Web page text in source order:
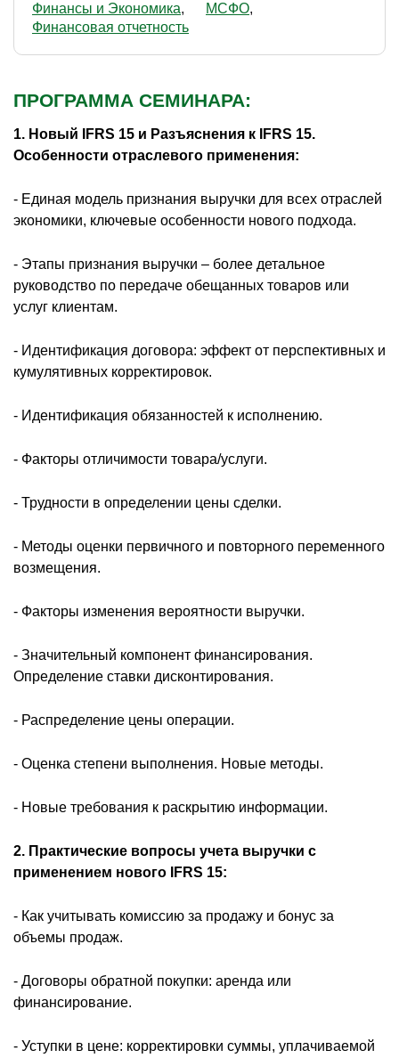
Финансы и Экономика
МСФО
Финансовая отчетность
ПРОГРАММА СЕМИНАРА:
1. Новый IFRS 15 и Разъяснения к IFRS 15.
Особенности отраслевого применения:
- Единая модель признания выручки для всех отраслей
экономики, ключевые особенности нового подхода.
- Этапы признания выручки – более детальное
руководство по передаче обещанных товаров или
услуг клиентам.
- Идентификация договора: эффект от перспективных и
кумулятивных корректировок.
- Идентификация обязанностей к исполнению.
- Факторы отличимости товара/услуги.
- Трудности в определении цены сделки.
- Методы оценки первичного и повторного переменного
возмещения.
- Факторы изменения вероятности выручки.
- Значительный компонент финансирования.
Определение ставки дисконтирования.
- Распределение цены операции.
- Оценка степени выполнения. Новые методы.
- Новые требования к раскрытию информации.
2. Практические вопросы учета выручки с
применением нового IFRS 15:
- Как учитывать комиссию за продажу и бонус за
объемы продаж.
- Договоры обратной покупки: аренда или
финансирование.
- Уступки в цене: корректировки суммы, уплачиваемой